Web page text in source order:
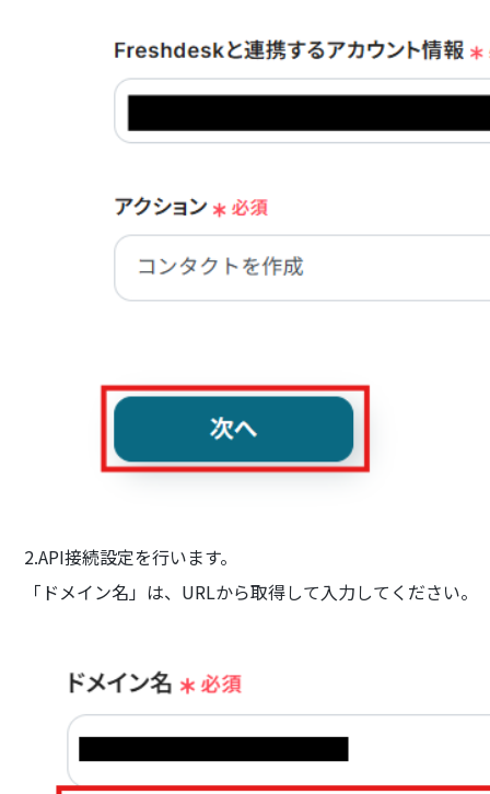
2.API接続設定を行います。
「ドメイン名」は、URLから取得して入力してください。